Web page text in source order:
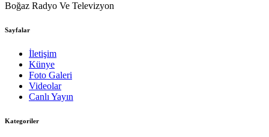
Boğaz Radyo Ve Televizyon
Sayfalar
İletişim
Künye
Foto Galeri
Videolar
Canlı Yayın
Kategoriler